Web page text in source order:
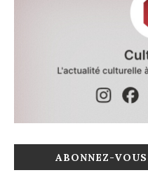
ABONNEZ-